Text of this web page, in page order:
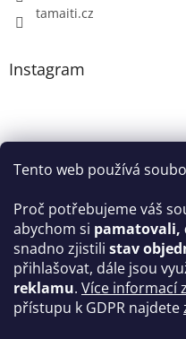
Tento web používá
Proč potřebujeme váš
abychom si pamatovali,
snadno zjistili stav
přihlašovat, dále jsou
reklamu. Více informací
přístupu k GDPR najdete
tamaiti.cz
Instagram
Sledovat na
Facebook